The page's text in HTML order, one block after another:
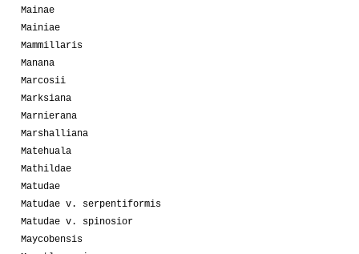
Mainae
Mainiae
Mammillaris
Manana
Marcosii
Marksiana
Marnierana
Marshalliana
Matehuala
Mathildae
Matudae
Matudae v. serpentiformis
Matudae v. spinosior
Maycobensis